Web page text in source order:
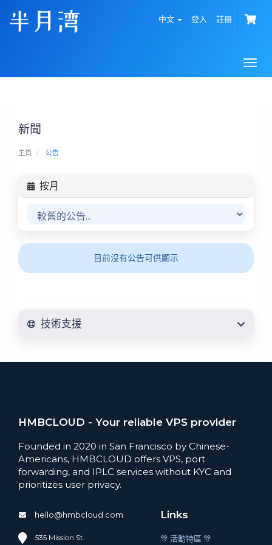
中文 登入 註冊
新聞
主頁 公告
按月
目前沒有公告可供顯示
技術支援
HMBCLOUD - Your reliable VPS provider
Founded in 2020 in San Francisco by Chinese-
Americans, HMBCLOUD offers VPS, port
forwarding, and IPLC services without KYC and
prioritizes user privacy.
hello@hmbcloud.com
535 Mission St.
Links
🎊 活動特區 🎊